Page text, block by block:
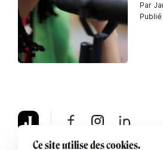
Par
Ce site utilise des cookies.